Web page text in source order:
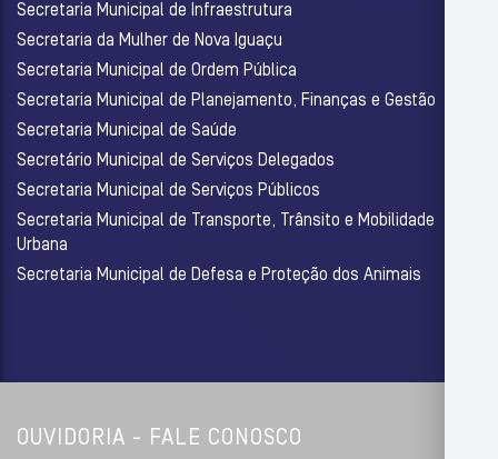
Secretaria Municipal de Infraestrutura
Secretaria da Mulher de Nova Iguaçu
Secretaria Municipal de Ordem Pública
Secretaria Municipal de Planejamento, Finanças e Gestão
Secretaria Municipal de Saúde
Secretário Municipal de Serviços Delegados
Secretaria Municipal de Serviços Públicos
Secretaria Municipal de Transporte, Trânsito e Mobilidade
Urbana
Secretaria Municipal de Defesa e Proteção dos Animais
OUVIDORIA - FALE CONOSCO